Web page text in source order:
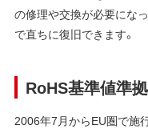
の修理や交換が必要にな
で直ちに復旧できます。
RoHS基準値準拠
2006年7月からEU圏で施